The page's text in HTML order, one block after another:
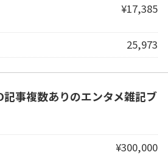
¥17,385
25,973
記事複数ありのエンタメ雑記ブ
¥300,000